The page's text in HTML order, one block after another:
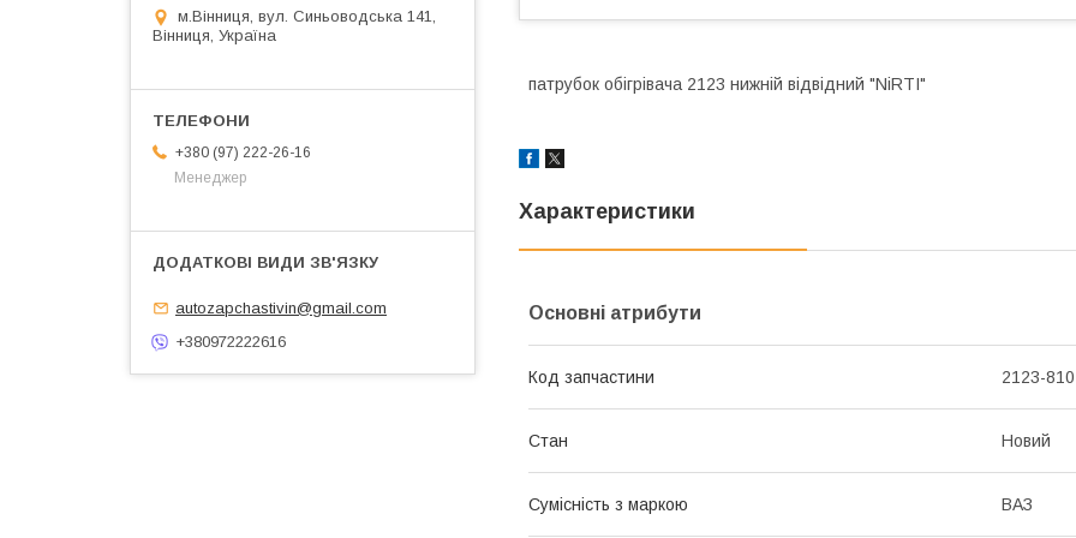
патрубок обігрівача 2123 нижній відвідний "NiRTI"
Характеристики
Основні атрибути
Код запчастини 2123-
Стан Новий
Сумісність з маркою ВАЗ
м.Вінниця, вул. Синьоводська 141,
Вінниця, Україна
+380 (97) 222-26-16
Менеджер
autozapchastivin@gmail.com
+380972222616